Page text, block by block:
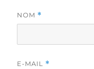
NOM *
E-MAIL *